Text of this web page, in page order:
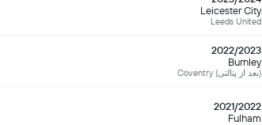
Leicester City
Leeds United
2022/2023
Burnley
Coventry (بعد از پنالتی)
2021/2022
Fulham